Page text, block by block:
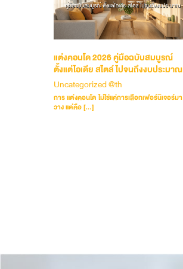
แต่งคอนโด 2026 คู่มือฉบับสมบูรณ์
ตั้งแต่ไอเดีย สไตล์ ไปจนถึงงบประมาณ
Uncategorized @th
การ แต่งคอนโด ไม่ใช่แค่การเลือกเฟอร์นิเจอร์มา
วาง แต่คือ […]